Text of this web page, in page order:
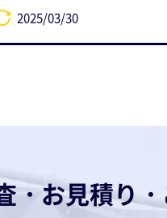
2025/03/30
・お見積り